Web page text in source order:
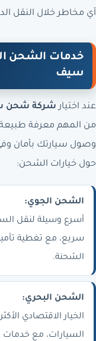
أي مخاطر خلال النقل
خدمات الشحن
سيف
عند اختيار شركة شحن
من المهم معرفة
وصول سيارتك بأمان
حول خيارات الشحن:
الشحن الجوي:
أسرع وسيلة لنقل
سريع، مع تغطية
الشحنة.
الشحن البحري:
الخيار الاقتصادي
السيارات، مع